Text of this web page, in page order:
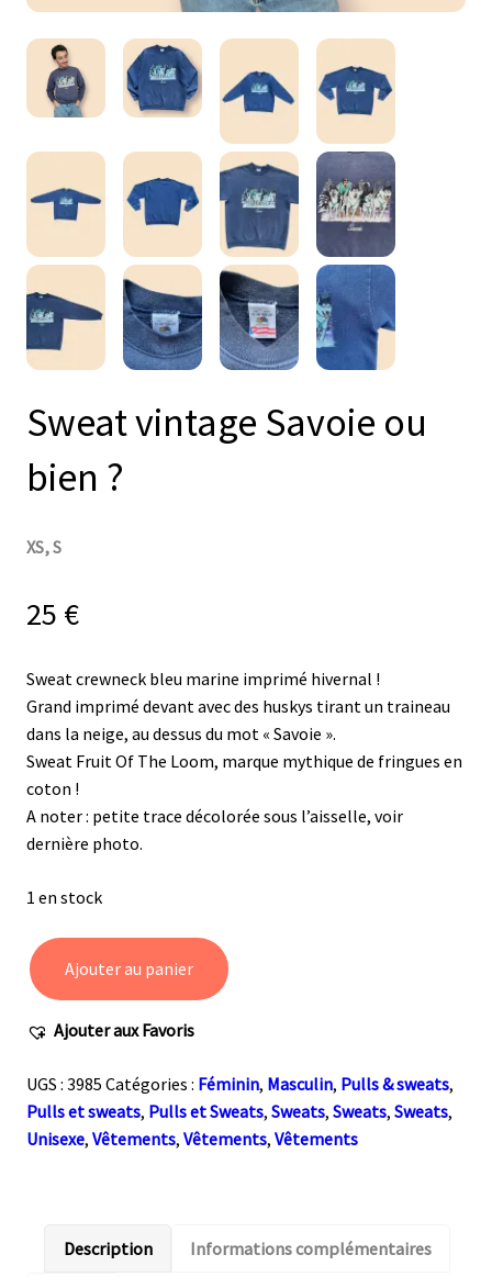
Sweat vintage Savoie ou
bien ?
XS, S
25 €
Sweat crewneck bleu marine imprimé hivernal !
Grand imprimé devant avec des huskys tirant un traineau
dans la neige, au dessus du mot « Savoie ».
Sweat Fruit Of The Loom, marque mythique de fringues en
coton !
A noter : petite trace décolorée sous l’aisselle, voir
dernière photo.
1 en stock
quantité
Sweat
Savoie
ou
bien
Ajouter au panier
Ajouter aux Favoris
UGS : 3985 Catégories : Féminin, Masculin, Pulls & sweats,
Pulls et sweats, Pulls et Sweats, Sweats, Sweats, Sweats,
Unisexe, Vêtements, Vêtements, Vêtements
Description Informations complémentaires